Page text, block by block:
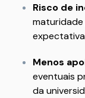
Risco de
Menos
eventuais
da